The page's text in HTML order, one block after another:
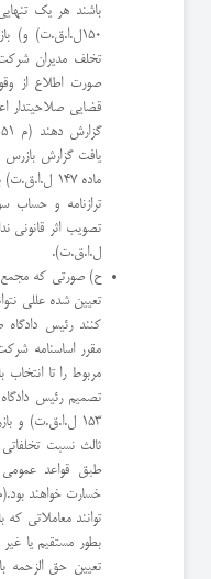
باشند هر یك
١٥٠ل.ا.ق.ت) و)
تخلف مدیران
صورت اطلاع از
قضایی صلاحیتدار
یافت گزارش
ماده ١٤٧
ترازنامه و حساب
ل.ا.ق.ت).
ح) صورتی كه مجمع
تعیین شده عللی
كنند رئیس دادگاه
مقرر اساسنامه
مربوط را تا
تصمیم رئیس
١٥٣ ل.ا.ق.ت) و
ثالث نسبت
طبق قواعد
توانند معاملاتی
تعیین حق الزحمه